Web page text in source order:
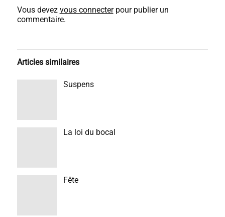
Vous devez vous connecterpour publier un
commentaire.
Articles similaires
Suspens
La loi du bocal
Fête